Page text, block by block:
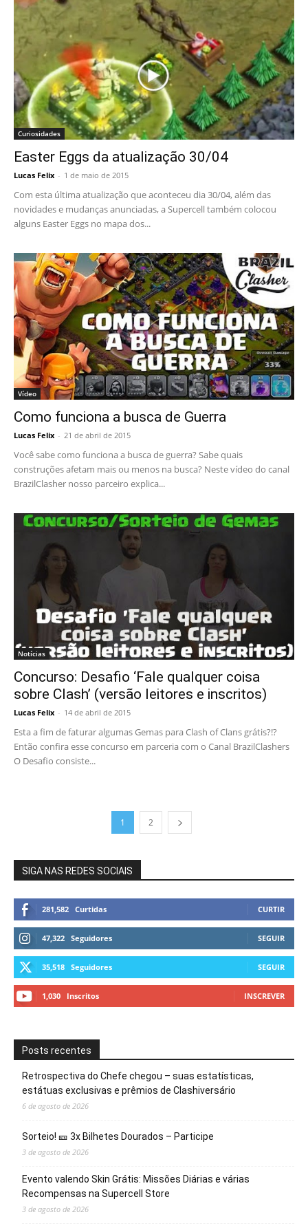
Curiosidades
Easter Eggs da atualização 30/04
Lucas Felix - 1 de maio de 2015
Com esta última atualização que aconteceu dia 30/04, além das
novidades e mudanças anunciadas, a Supercell também colocou
alguns Easter Eggs no mapa dos...
Vídeo
Como funciona a busca de Guerra
Lucas Felix - 21 de abril de 2015
Você sabe como funciona a busca de guerra? Sabe quais
construções afetam mais ou menos na busca? Neste vídeo do canal
BrazilClasher nosso parceiro explica...
Notícias
Concurso: Desafio ‘Fale qualquer coisa
sobre Clash’ (versão leitores e inscritos)
Lucas Felix - 14 de abril de 2015
Esta a fim de faturar algumas Gemas para Clash of Clans grátis?!?
Então confira esse concurso em parceria com o Canal BrazilClashers
O Desafio consiste...
1 2
SIGA NAS REDES SOCIAIS
281,582 Curtidas CURTIR
47,322 Seguidores SEGUIR
35,518 Seguidores SEGUIR
1,030 Inscritos INSCREVER
Posts recentes
Retrospectiva do Chefe chegou – suas estatísticas,
estátuas exclusivas e prêmios de Clashiversário
6 de agosto de 2026
Sorteio! 🎫 3x Bilhetes Dourados – Participe
3 de agosto de 2026
Evento valendo Skin Grátis: Missões Diárias e várias
Recompensas na Supercell Store
3 de agosto de 2026